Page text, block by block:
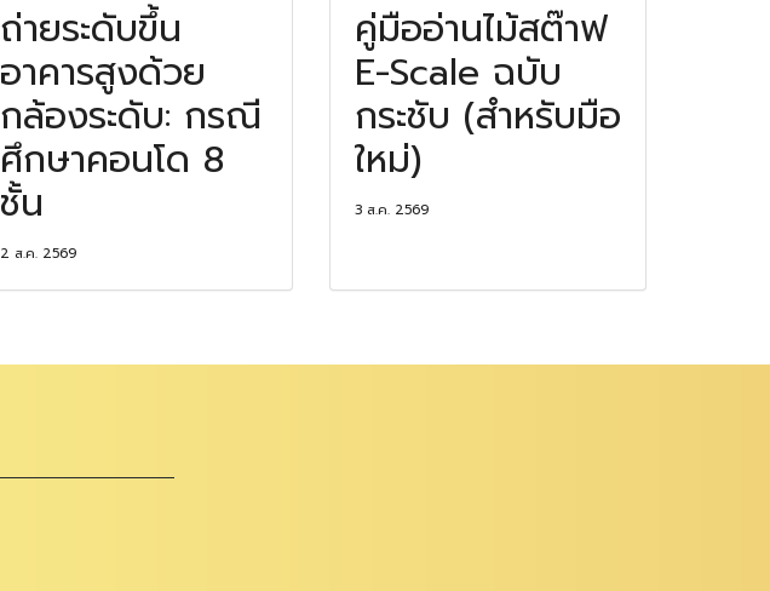
ถ่ายระดับขึ้น
อาคารสูงด้วย
กล้องระดับ: กรณี
ศึกษาคอนโด 8
ชั้น
2 ส.ค. 2569
คู่มืออ่านไม้สต๊าฟ
E-Scale ฉบับ
กระชับ (สำหรับมือ
ใหม่)
3 ส.ค. 2569